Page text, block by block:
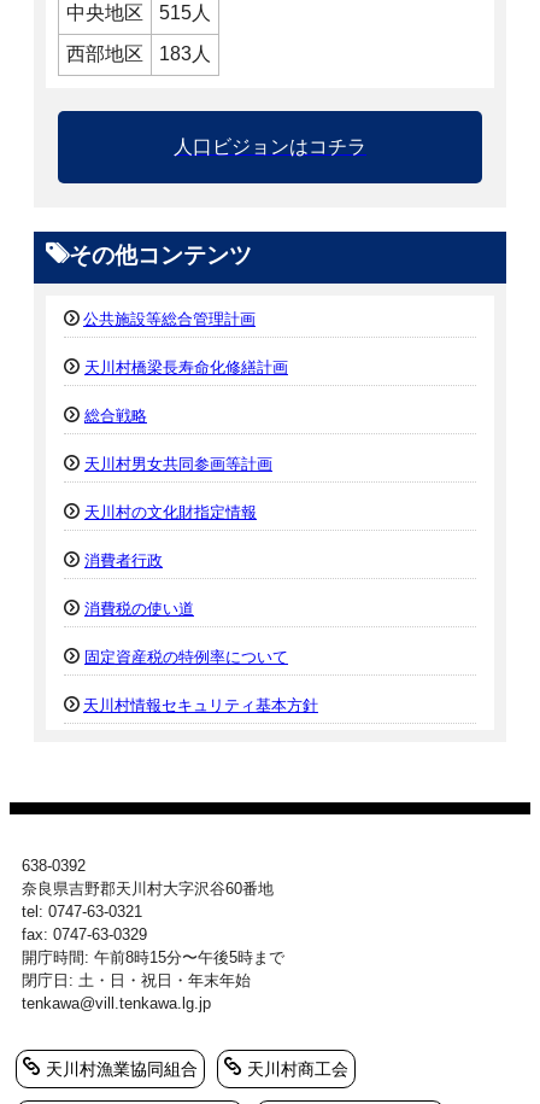
中央地区
515人
西部地区
183人
人口ビジョンはコチラ
その他コンテンツ
公共施設等総合管理計画
天川村橋梁長寿命化修繕計画
総合戦略
天川村男女共同参画等計画
天川村の文化財指定情報
消費者行政
消費税の使い道
固定資産税の特例率について
天川村情報セキュリティ基本方針
638-0392
奈良県吉野郡天川村大字沢谷60番地
tel: 0747-63-0321
fax: 0747-63-0329
開庁時間: 午前8時15分〜午後5時まで
閉庁日: 土・日・祝日・年末年始
tenkawa@vill.tenkawa.lg.jp
天川村漁業協同組合 天川村商工会